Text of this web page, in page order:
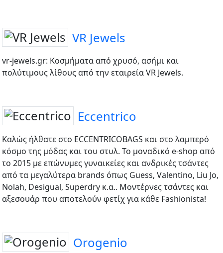
VR Jewels
vr-jewels.gr: Κοσμήματα από χρυσό, ασήμι και
πολύτιμους λίθους από την εταιρεία VR Jewels.
Eccentrico
Καλώς ήλθατε στο ECCENTRICOBAGS και στο λαμπερό
κόσμο της μόδας και του στυλ. Το μοναδικό e-shop από
το 2015 με επώνυμες γυναικείες και ανδρικές τσάντες
από τα μεγαλύτερα brands όπως Guess, Valentino, Liu Jo,
Nolah, Desigual, Superdry κ.α.. Μοντέρνες τσάντες και
αξεσουάρ που αποτελούν φετίχ για κάθε Fashionista!
Orogenio